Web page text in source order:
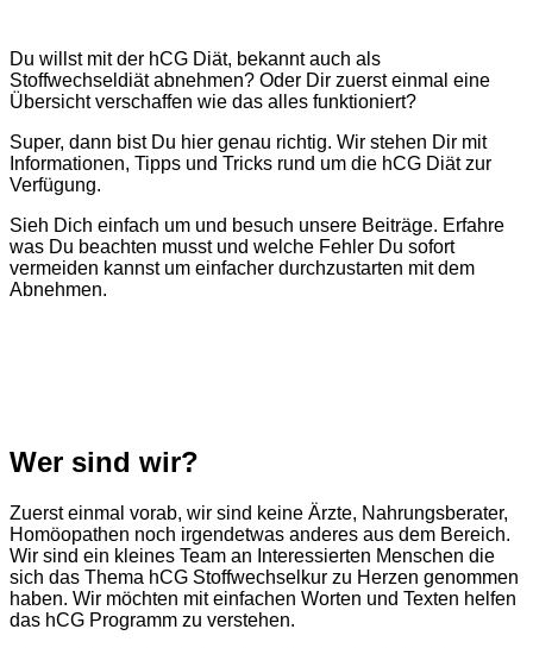
Du willst mit der hCG Diät, bekannt auch als
Stoffwechseldiät abnehmen? Oder Dir zuerst einmal eine
Übersicht verschaffen wie das alles funktioniert?
Super, dann bist Du hier genau richtig. Wir stehen Dir mit
Informationen, Tipps und Tricks rund um die hCG Diät zur
Verfügung.
Sieh Dich einfach um und besuch unsere Beiträge. Erfahre
was Du beachten musst und welche Fehler Du sofort
vermeiden kannst um einfacher durchzustarten mit dem
Abnehmen.
Wer sind wir?
Zuerst einmal vorab, wir sind keine Ärzte, Nahrungsberater,
Homöopathen noch irgendetwas anderes aus dem Bereich.
Wir sind ein kleines Team an Interessierten Menschen die
sich das Thema hCG Stoffwechselkur zu Herzen genommen
haben. Wir möchten mit einfachen Worten und Texten helfen
das hCG Programm zu verstehen.